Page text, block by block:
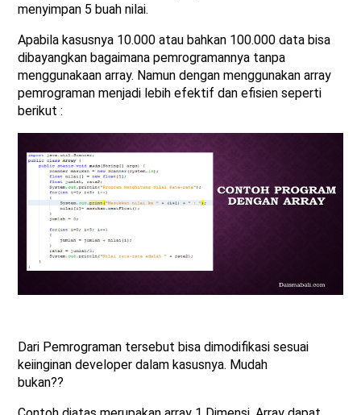
menyimpan 5 buah nilai.
Apabila kasusnya 10.000 atau bahkan 100.000 data bisa
dibayangkan bagaimana pemrogramannya tanpa
menggunakaan array. Namun dengan menggunakan array
pemrograman menjadi lebih efektif dan efisien seperti
berikut :
Dari Pemrograman tersebut bisa dimodifikasi sesuai
keiinginan developer dalam kasusnya. Mudah